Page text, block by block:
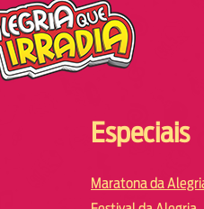
Especiais
Maratona da